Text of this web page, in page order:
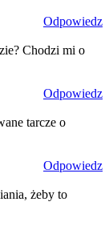
Odpowiedz
Chodzi mi o
Odpowiedz
tarcze o
Odpowiedz
żeby to